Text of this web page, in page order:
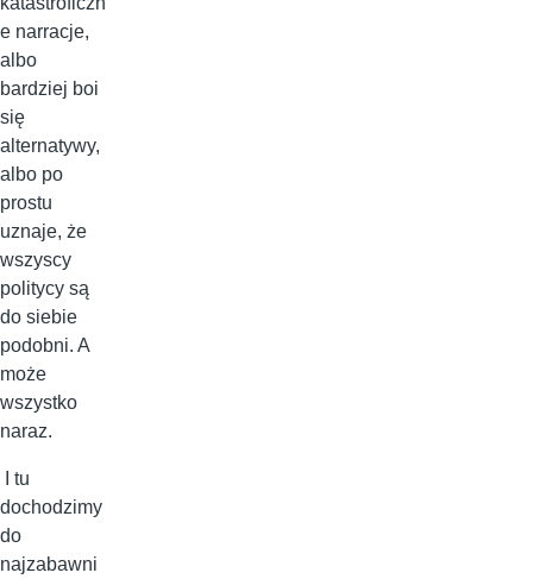
e narracje,
albo
bardziej boi
się
alternatywy,
albo po
prostu
uznaje, że
wszyscy
politycy są
do siebie
podobni. A
może
wszystko
naraz.
I tu
dochodzimy
do
najzabawni